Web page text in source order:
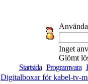
Inget
Glömt
Startsida Programvara
Digitalboxar för kabel-tv-